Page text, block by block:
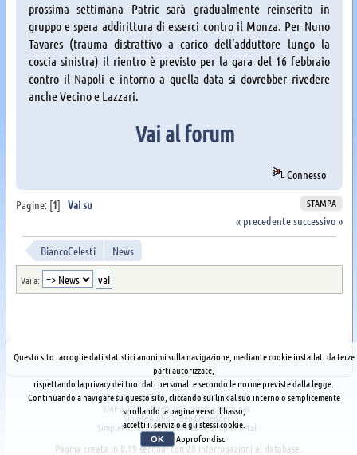
prossima settimana Patric sarà gradualmente reinserito in
gruppo e spera addirittura di esserci contro il Monza. Per Nuno
Tavares (trauma distrattivo a carico dell'adduttore lungo la
coscia sinistra) il rientro è previsto per la gara del 16 febbraio
contro il Napoli e intorno a quella data si dovrebber rivedere
anche Vecino e Lazzari.
Vai al forum
Connesso
STAMPA
Pagine: [1] Vai su
« precedentesuccessivo »
BiancoCelesti News
Vai a:
Sitemap XHTML RSS Desktop WAP2
SMF 2.0.18|SMF © 2017,Simple Machines
Simple Audio Video Embedder
SimplePortal 2.3.6 © 2008-2014, SimplePortal
Pagina creata in 0.19 secondi con 28 interrogazioni al database.
Questo sito raccoglie dati statistici anonimi sulla navigazione, mediante cookie installati da terze
parti autorizzate,
rispettando la privacy dei tuoi dati personali e secondo le norme previste dalla legge.
Continuando a navigare su questo sito, cliccando sui link al suo interno o semplicemente
scrollando la pagina verso il basso,
accetti il servizio e gli stessi cookie.
OK Approfondisci